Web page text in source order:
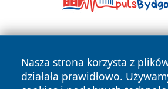
Nasza strona korzysta z
działała prawidłowo.